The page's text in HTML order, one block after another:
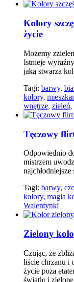
Kolory
życie
Możemy
Istnieje
jaką stwarza
Tagi: barwy,
kolory,
wnętrze, zieleń,
Tęczowy
Odpowiednio
mistrzem
Tagi: barwy,
kolory, magia
Walentynki
Zielony
Czując, że
liście chrzanu i
życie poza
światło i